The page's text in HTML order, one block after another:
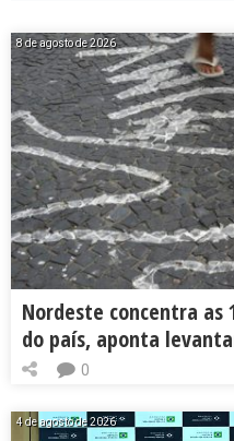
8 de agosto de 2026
Nordeste concentra as
do país, aponta
0
4 de agosto de 2026